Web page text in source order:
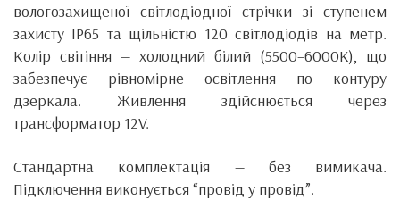
вологозахищеної світлодіодної стрічки зі ступенем
захисту IP65 та щільністю 120 світлодіодів на метр.
Колір світіння — холодний білий (5500–6000K), що
забезпечує рівномірне освітлення по контуру
дзеркала. Живлення здійснюється через
трансформатор 12V.
Стандартна комплектація — без вимикача.
Підключення виконується “провід у провід”.